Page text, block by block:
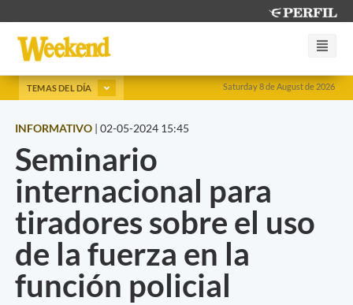
Saturday 8 de August de 2026
TEMAS DEL DÍA
INFORMATIVO | 02-05-2024 15:45
Seminario
internacional para
tiradores sobre el uso
de la fuerza en la
función policial